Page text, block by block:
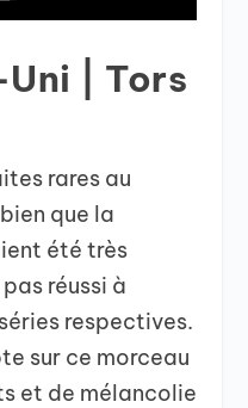
Uni | Tors
rares au
que la
été très
réussi à
respectives.
sur ce morceau
et de mélancolie